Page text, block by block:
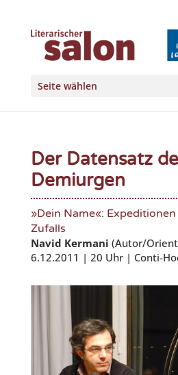
Seite wählen
Der Datensatz
Demiurgen
»Dein Name«:
Zufalls
Navid Kermani (Autor/
6.12.2011 | 20 Uhr | Conti-